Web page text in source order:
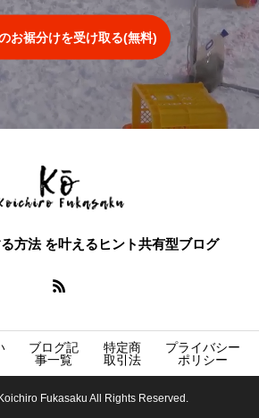
お裾分けを受け取る(無料)
方法 を叶えるヒント共有型ブログ
ブログ記
事一覧
特定商
取引法
プライバシー
ポリシー
Fukasaku All Rights Reserved.